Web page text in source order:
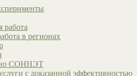
работа
в регионах
СОННЭТ
с доказанной эффективностью